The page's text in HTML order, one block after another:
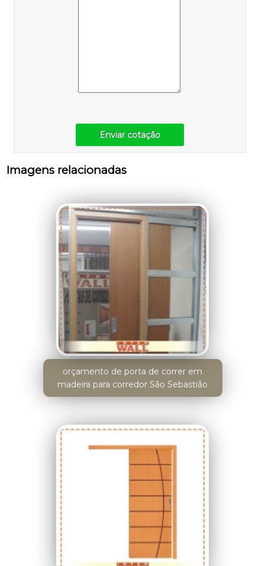
Enviar cotação
Imagens relacionadas
orçamento de porta de correr em
madeira para corredor São Sebastião